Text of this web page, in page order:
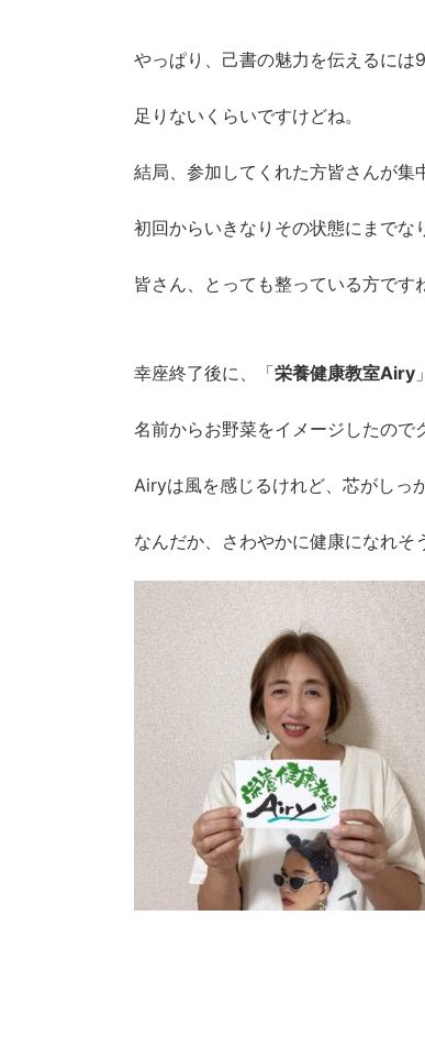
やっぱり、己書の魅力を伝えるには
足りないくらいですけどね。
結局、参加してくれた方皆さんが集
初回からいきなりその状態にまでな
皆さん、とっても整っている方です
幸座終了後に、「栄養健康教室Airy
名前からお野菜をイメージしたので
Airyは風を感じるけれど、芯がしっ
なんだか、さわやかに健康になれそ